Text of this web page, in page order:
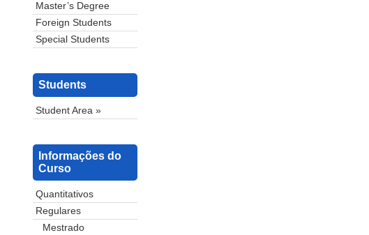
Master’s Degree
Foreign Students
Special Students
Students
Student Area »
Informações do
Curso
Quantitativos
Regulares
Mestrado